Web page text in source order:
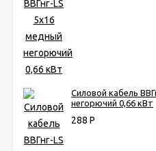
Силовой кабель
негорючий 0,66 кВт
288 Р